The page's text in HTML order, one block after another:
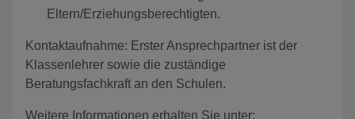
Eltern/Erziehungsberechtigten.
Kontaktaufnahme: Erster Ansprechpartner ist der
Klassenlehrer sowie die zuständige
Beratungsfachkraft an den Schulen.
Weitere Informationen erhalten Sie unter: